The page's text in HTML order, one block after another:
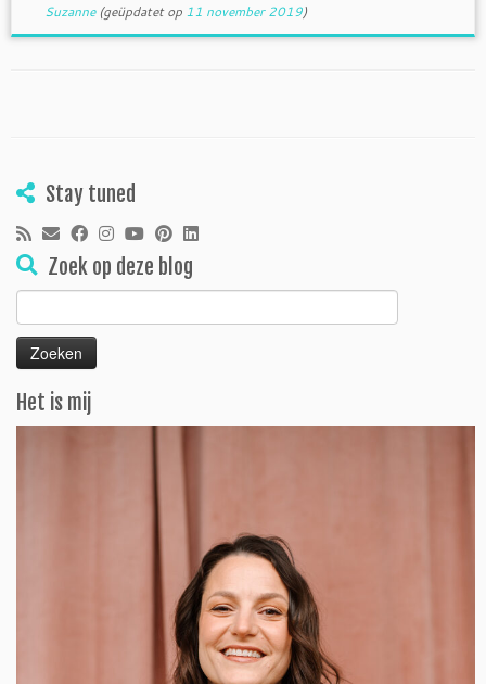
Suzanne(geüpdatet op 11 november 2019)
Stay tuned
Zoek op deze blog
Zoeken
naar:
Het is mij